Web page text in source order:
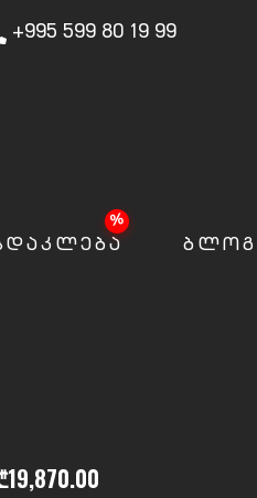
+995 599 80 19 99
19,870.00